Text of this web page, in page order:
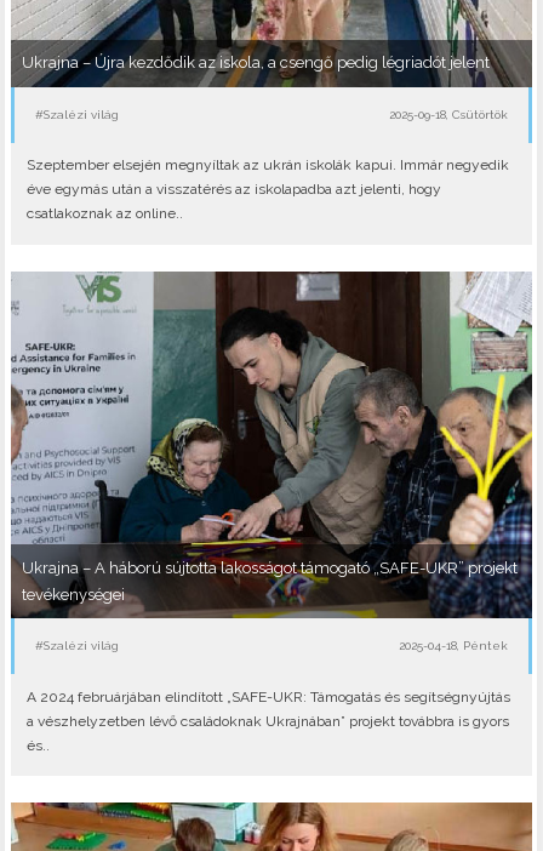
Ukrajna – Újra kezdődik az iskola, a csengő pedig légriadót jelent
#Szalézi világ 2025-09-18, Csütörtök
Szeptember elsején megnyíltak az ukrán iskolák kapui. Immár negyedik
éve egymás után a visszatérés az iskolapadba azt jelenti, hogy
csatlakoznak az online..
Ukrajna – A háború sújtotta lakosságot támogató „SAFE-UKR” projekt
tevékenységei
#Szalézi világ 2025-04-18, Péntek
A 2024 februárjában elindított „SAFE-UKR: Támogatás és segítségnyújtás
a vészhelyzetben lévő családoknak Ukrajnában” projekt továbbra is gyors
és..